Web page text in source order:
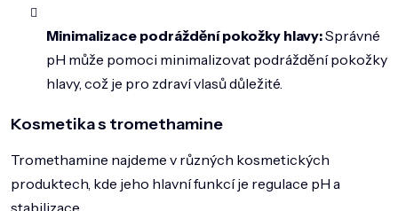
Minimalizace podráždění pokožky hlavy:Správné
pH může pomoci minimalizovat podráždění pokožky
hlavy, což je pro zdraví vlasů důležité.
Kosmetika s tromethamine
Tromethamine najdeme v různých kosmetických
produktech, kde jeho hlavní funkcí je regulace pH a